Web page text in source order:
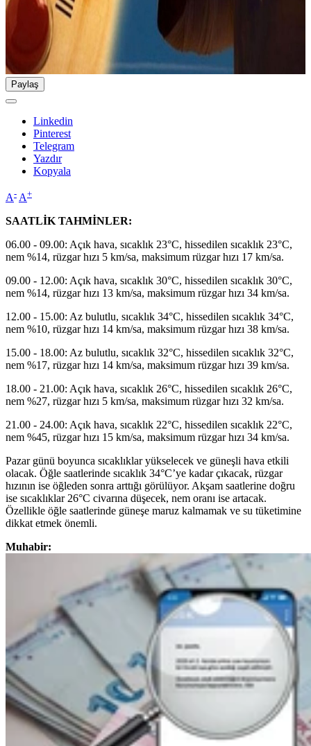
Paylaş
Linkedin
Pinterest
Telegram
Yazdır
Kopyala
A- A+
SAATLİK TAHMİNLER:
06.00 - 09.00: Açık hava, sıcaklık 23°C, hissedilen sıcaklık 23°C,
nem %14, rüzgar hızı 5 km/sa, maksimum rüzgar hızı 17 km/sa.
09.00 - 12.00: Açık hava, sıcaklık 30°C, hissedilen sıcaklık 30°C,
nem %14, rüzgar hızı 13 km/sa, maksimum rüzgar hızı 34 km/sa.
12.00 - 15.00: Az bulutlu, sıcaklık 34°C, hissedilen sıcaklık 34°C,
nem %10, rüzgar hızı 14 km/sa, maksimum rüzgar hızı 38 km/sa.
15.00 - 18.00: Az bulutlu, sıcaklık 32°C, hissedilen sıcaklık 32°C,
nem %17, rüzgar hızı 14 km/sa, maksimum rüzgar hızı 39 km/sa.
18.00 - 21.00: Açık hava, sıcaklık 26°C, hissedilen sıcaklık 26°C,
nem %27, rüzgar hızı 5 km/sa, maksimum rüzgar hızı 32 km/sa.
21.00 - 24.00: Açık hava, sıcaklık 22°C, hissedilen sıcaklık 22°C,
nem %45, rüzgar hızı 15 km/sa, maksimum rüzgar hızı 34 km/sa.
Pazar günü boyunca sıcaklıklar yükselecek ve güneşli hava etkili
olacak. Öğle saatlerinde sıcaklık 34°C’ye kadar çıkacak, rüzgar
hızının ise öğleden sonra arttığı görülüyor. Akşam saatlerine doğru
ise sıcaklıklar 26°C civarına düşecek, nem oranı ise artacak.
Özellikle öğle saatlerinde güneşe maruz kalmamak ve su tüketimine
dikkat etmek önemli.
Muhabir: